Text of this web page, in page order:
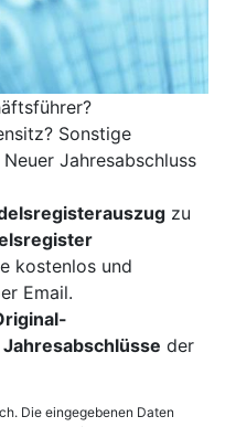
Sonstige
Jahresabschluss
zu
kostenlos und
Email.
der
Die eingegebenen Daten